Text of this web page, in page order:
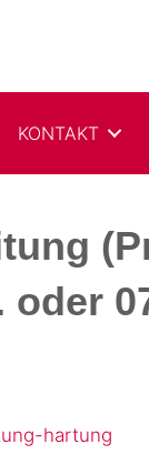
KONTAKT